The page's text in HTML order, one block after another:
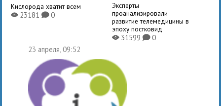
Кислорода хватит всем
X23181K0
Эксперты
проанализировали
развитие телемедицины в
эпоху постковид
X31599 K0
23 апреля, 09:52